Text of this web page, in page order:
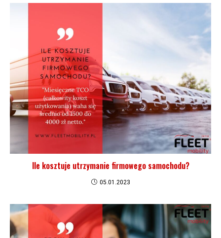
Ile kosztuje utrzymanie firmowego samochodu?
05.01.2023